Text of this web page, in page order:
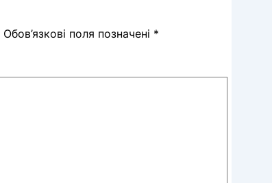
Обов’язкові поля позначені *